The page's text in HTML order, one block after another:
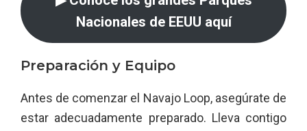
Nacionales de EEUU aquí
Preparación y Equipo
Antes de comenzar el Navajo Loop, asegúrate de
estar adecuadamente preparado. Lleva contigo